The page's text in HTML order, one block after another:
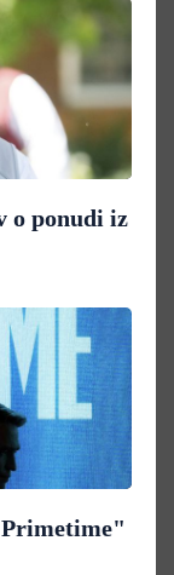
o ponudi iz